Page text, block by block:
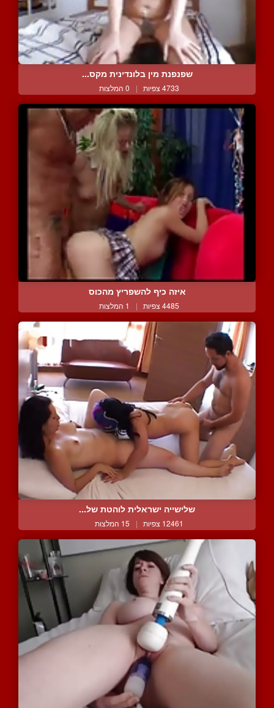
שפנפנת מין בלונדינית מקס...
4733 צפיות | 0 המלצות
איזה כיף להשפריץ מהכוס
4485 צפיות | 1 המלצות
שלישייה ישראלית לוהטת של...
12461 צפיות | 15 המלצות